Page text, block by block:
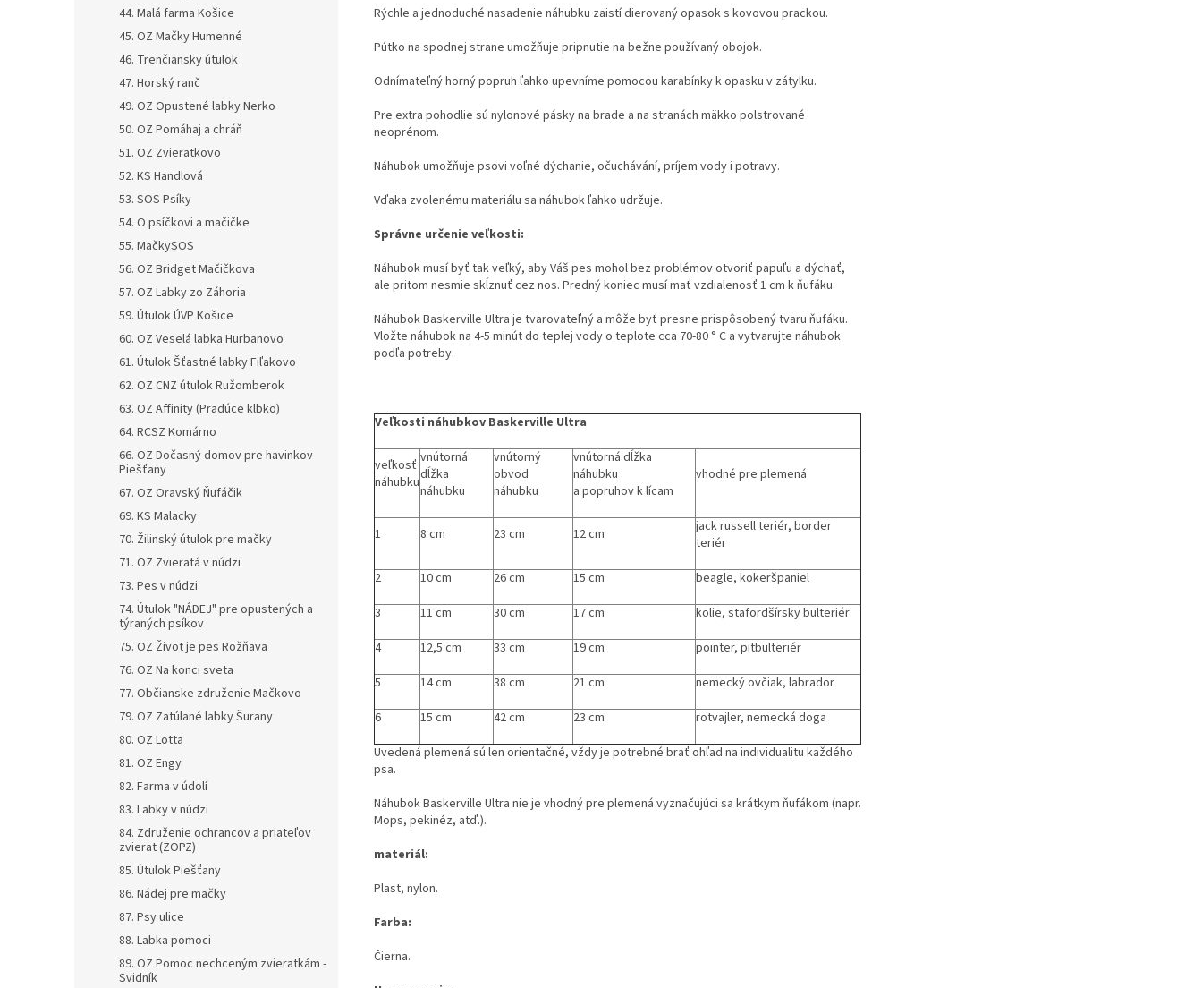
44. Malá farma Košice
45. OZ Mačky Humenné
46. Trenčiansky útulok
47. Horský ranč
49. OZ Opustené labky Nerko
50. OZ Pomáhaj a chráň
51. OZ Zvieratkovo
52. KS Handlová
53. SOS Psíky
54. O psíčkovi a mačičke
55. MačkySOS
56. OZ Bridget Mačičkova
57. OZ Labky zo Záhoria
59. Útulok ÚVP Košice
60. OZ Veselá labka Hurbanovo
61. Útulok Šťastné labky Fiľakovo
62. OZ CNZ útulok Ružomberok
63. OZ Affinity (Pradúce klbko)
64. RCSZ Komárno
66. OZ Dočasný domov pre havinkov
Piešťany
67. OZ Oravský Ňufáčik
69. KS Malacky
70. Žilinský útulok pre mačky
71. OZ Zvieratá v núdzi
73. Pes v núdzi
74. Útulok "NÁDEJ" pre opustených a
týraných psíkov
75. OZ Život je pes Rožňava
76. OZ Na konci sveta
77. Občianske združenie Mačkovo
79. OZ Zatúlané labky Šurany
80. OZ Lotta
81. OZ Engy
82. Farma v údolí
83. Labky v núdzi
84. Združenie ochrancov a priateľov
zvierat (ZOPZ)
85. Útulok Piešťany
86. Nádej pre mačky
87. Psy ulice
88. Labka pomoci
89. OZ Pomoc nechceným zvieratkám -
Svidník
Rýchle a jednoduché nasadenie náhubku zaistí dierovaný opasok s kovovou prackou.
Pútko na spodnej strane umožňuje pripnutie na bežne používaný obojok.
Odnímateľný horný popruh ľahko upevníme pomocou karabínky k opasku v zátylku.
Pre extra pohodlie sú nylonové pásky na brade a na stranách mäkko polstrované
neoprénom.
Náhubok umožňuje psovi voľné dýchanie, očuchávání, príjem vody i potravy.
Vďaka zvolenému materiálu sa náhubok ľahko udržuje.
Správne určenie veľkosti:
Náhubok musí byť tak veľký, aby Váš pes mohol bez problémov otvoriť papuľu a dýchať,
ale pritom nesmie skĺznuť cez nos. Predný koniec musí mať vzdialenosť 1 cm k ňufáku.
Náhubok Baskerville Ultra je tvarovateľný a môže byť presne prispôsobený tvaru ňufáku.
Vložte náhubok na 4-5 minút do teplej vody o teplote cca 70-80 ° C a vytvarujte náhubok
podľa potreby.
Veľkosti náhubkov Baskerville Ultra
veľkosť
náhubku
vnútorná
dĺžka
náhubku
vnútorný
obvod
náhubku
vnútorná dĺžka
náhubku
a popruhov k lícam
vhodné pre plemená
1 8 cm 23 cm 12 cm
jack russell teriér, border
teriér
2
10 cm 26 cm 15 cm
beagle, kokeršpaniel
3
11 cm 30 cm 17 cm
kolie, stafordšírsky bulteriér
4
12,5 cm 33 cm 19 cm
pointer, pitbulteriér
5
14 cm 38 cm 21 cm
nemecký ovčiak, labrador
6
15 cm 42 cm 23 cm
rotvajler, nemecká doga
Uvedená plemená sú len orientačné, vždy je potrebné brať ohľad na individualitu každého
psa.
Náhubok Baskerville Ultra nie je vhodný pre plemená vyznačujúci sa krátkym ňufákom (napr.
Mops, pekinéz, atď.).
materiál:
Plast, nylon.
Farba:
Čierna.